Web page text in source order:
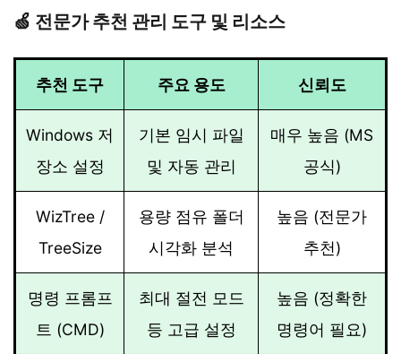
🍏 전문가 추천 관리 도구 및 리소스
추천 도구 주요 용도 신뢰도
Windows 저
장소 설정
기본 임시 파일
및 자동 관리
매우 높음 (MS
공식)
WizTree /
TreeSize
용량 점유 폴더
시각화 분석
높음 (전문가
추천)
명령 프롬프
트 (CMD)
최대 절전 모드
등 고급 설정
높음 (정확한
명령어 필요)